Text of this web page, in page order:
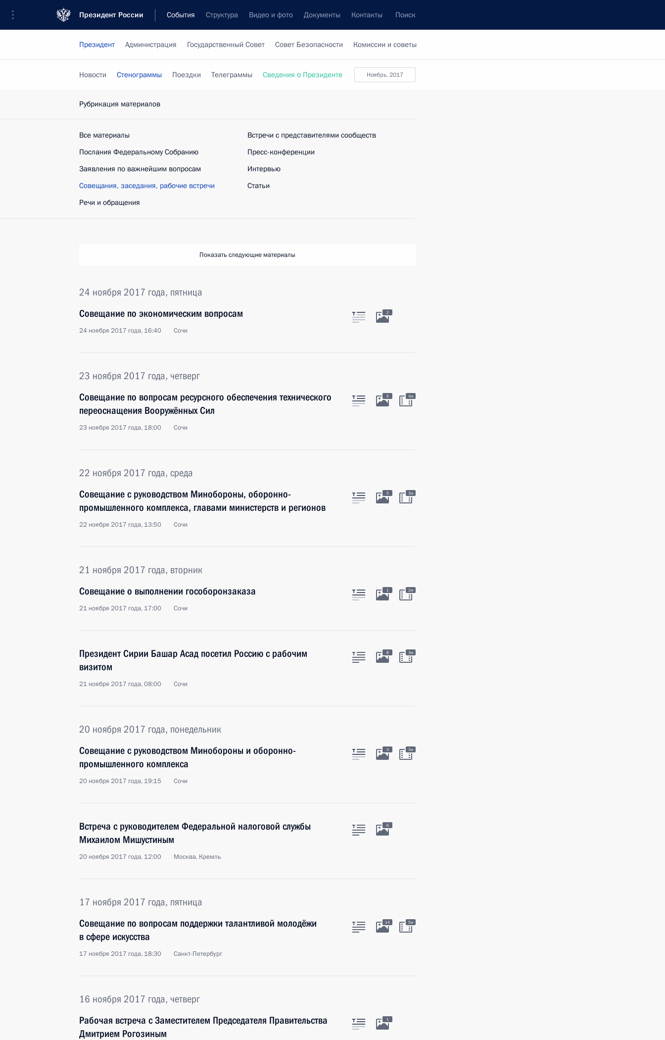
Президент России События Структура Видео и фото Документы Контакты Поиск
Президент Администрация Государственный Совет Совет Безопасности Комиссии и советы
ноябрь, 2017
Новости Стенограммы Поездки Телеграммы Сведения о Президенте
Рубрикация материалов
Все материалы
Послания Федеральному Собранию
Заявления по важнейшим вопросам
Совещания, заседания, рабочие встречи
Речи и обращения
Встречи с представителями сообществ
Пресс-конференции
Интервью
Статьи
Показать следующие материалы
24 ноября 2017 года, пятница
Совещание по экономическим вопросам
24 ноября 2017 года, 16:40 Сочи
2
23 ноября 2017 года, четверг
Совещание по вопросам ресурсного обеспече­ния технического
переос­нащения Вооружённых Сил
23 ноября 2017 года, 18:00 Сочи
5 4м
22 ноября 2017 года, среда
Совещание с руководством Минобороны, оборонно-
промышленного комплекса, главами министерств и регионов
22 ноября 2017 года, 13:50 Сочи
5 3м
21 ноября 2017 года, вторник
Совещание о выполнении гособоронзаказа
21 ноября 2017 года, 17:00 Сочи
1 2м
Президент Сирии Башар Асад посетил Россию с рабочим
визитом
21 ноября 2017 года, 08:00 Сочи
8 3м
20 ноября 2017 года, понедельник
Совещание с руководством Минобороны и оборонно-
промышленного комплекса
20 ноября 2017 года, 19:15 Сочи
3 3м
Встреча с руководителем Федеральной налоговой службы
Михаилом Мишустиным
20 ноября 2017 года, 12:00 Москва, Кремль
6
17 ноября 2017 года, пятница
Совещание по вопросам поддержки талантливой молодёжи
в сфере искусства
17 ноября 2017 года, 18:30 Санкт-Петербург
14 5м
16 ноября 2017 года, четверг
Рабочая встреча с Заместителем Председателя Правительства
Дмитрием Рогозиным
1